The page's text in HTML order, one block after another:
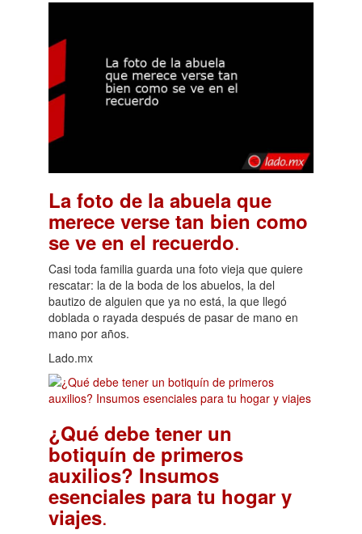
La foto de la abuela que
merece verse tan bien como
se ve en el recuerdo.
Casi toda familia guarda una foto vieja que quiere
rescatar: la de la boda de los abuelos, la del
bautizo de alguien que ya no está, la que llegó
doblada o rayada después de pasar de mano en
mano por años.
Lado.mx
¿Qué debe tener un
botiquín de primeros
auxilios? Insumos
esenciales para tu hogar y
viajes.